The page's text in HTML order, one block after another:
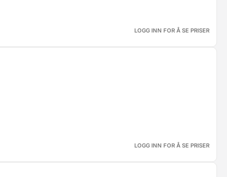
LOGG INN FOR Å SE PRISER
LOGG INN FOR Å SE PRISER